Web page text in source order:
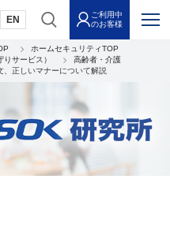
EN
ご利用中
のお客様
ホームセキュリティTOP
サービス）
高齢者・介護
、正しいマナーについて解説